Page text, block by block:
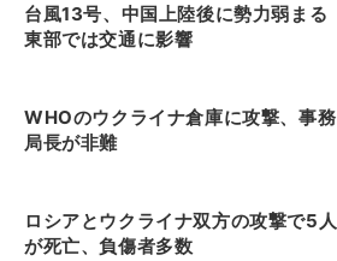
台風13号、中国上陸後に勢力弱まる
東部では交通に影響
WHOのウクライナ倉庫に攻撃、事務
局長が非難
ロシアとウクライナ双方の攻撃で5人
が死亡、負傷者多数